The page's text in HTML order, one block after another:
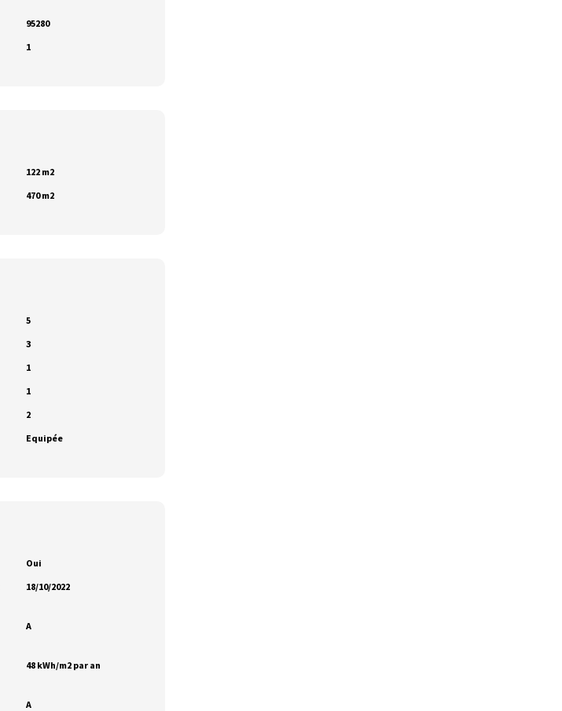
95280
1
122 m2
470 m2
5
3
1
1
2
Equipée
Oui
18/10/2022
A
48 kWh/m2 par an
A